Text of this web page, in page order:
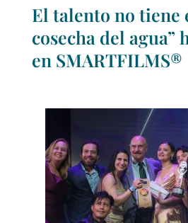
El talento no tiene
cosecha del agua”
en SMARTFILMS®